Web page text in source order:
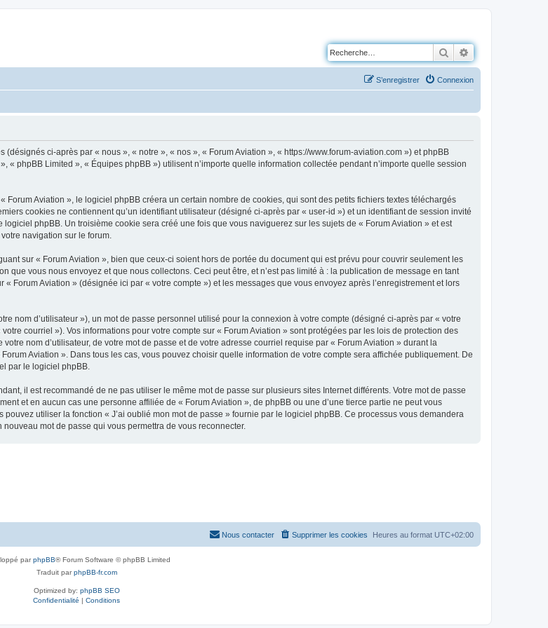
Rechercher
Connexion
S’enregistrer
ci-après par « nous », « notre », « nos », « Forum Aviation », « https://www.forum-aviation.com ») et phpBB
phpBB Limited », « Équipes phpBB ») utilisent n’importe quelle information collectée pendant n’importe quelle session
Aviation », le logiciel phpBB créera un certain nombre de cookies, qui sont des petits fichiers textes téléchargés
cookies ne contiennent qu’un identifiant utilisateur (désigné ci-après par « user-id ») et un identifiant de session invité
phpBB. Un troisième cookie sera créé une fois que vous naviguerez sur les sujets de « Forum Aviation » et est
navigation sur le forum.
sur « Forum Aviation », bien que ceux-ci soient hors de portée du document qui est prévu pour couvrir seulement les
que vous nous envoyez et que nous collectons. Ceci peut être, et n’est pas limité à : la publication de message en tant
Forum Aviation » (désignée ici par « votre compte ») et les messages que vous envoyez après l’enregistrement et lors
nom d’utilisateur »), un mot de passe personnel utilisé pour la connexion à votre compte (désigné ci-après par « votre
courriel »). Vos informations pour votre compte sur « Forum Aviation » sont protégées par les lois de protection des
nom d’utilisateur, de votre mot de passe et de votre adresse courriel requise par « Forum Aviation » durant la
Aviation ». Dans tous les cas, vous pouvez choisir quelle information de votre compte sera affichée publiquement. De
par le logiciel phpBB.
il est recommandé de ne pas utiliser le même mot de passe sur plusieurs sites Internet différents. Votre mot de passe
et en aucun cas une personne affiliée de « Forum Aviation », de phpBB ou une d’une tierce partie ne peut vous
utiliser la fonction « J’ai oublié mon mot de passe » fournie par le logiciel phpBB. Ce processus vous demandera
mot de passe qui vous permettra de vous reconnecter.
Heures au format UTC+02:00
Supprimer les cookies
Nous contacter
parphpBB® Forum Software © phpBB Limited
Traduit parphpBB-fr.com
Optimized by: phpBB SEO
Confidentialité | Conditions